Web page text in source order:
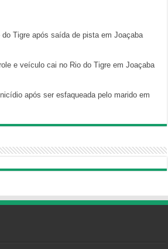
do Tigre após saída de pista em Joaçaba
e veículo cai no Rio do Tigre em Joaçaba
após ser esfaqueada pelo marido em